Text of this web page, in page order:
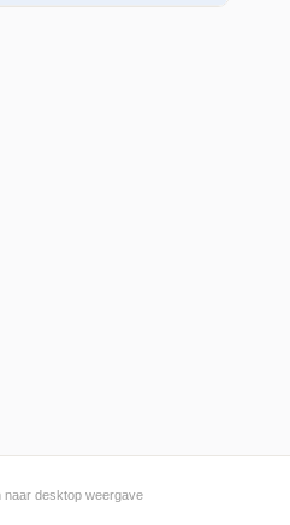
naar desktop weergave